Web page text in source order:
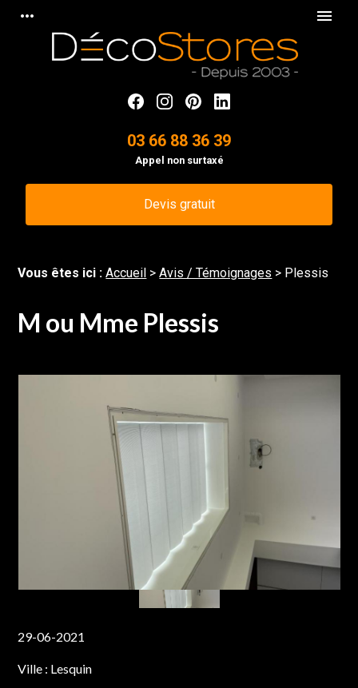
more_horiz menu
03 66 88 36 39
Appel non surtaxé
Devis gratuit
Vous êtes ici :Accueil >Avis / Témoignages > Plessis
M ou Mme Plessis
29-06-2021
Ville : Lesquin